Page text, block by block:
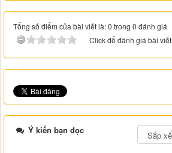
Tổng số điểm của bài viết là: 0 trong 0 đánh giá
Click để đánh giá bài viết
Ý kiến bạn đọc